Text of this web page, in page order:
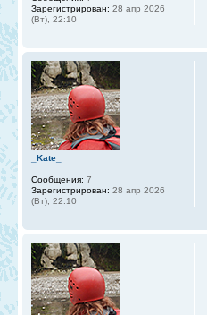
Зарегистрирован: 28 апр 2026
(Вт), 22:10
_Kate_
Сообщения: 7
Зарегистрирован: 28 апр 2026
(Вт), 22:10